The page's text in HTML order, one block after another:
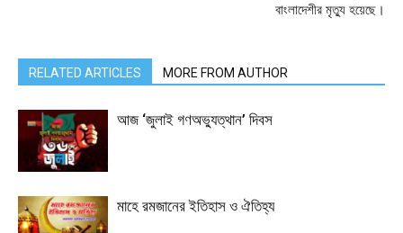
বাংলাদেশীর মৃত্যু হয়েছে।
RELATED ARTICLES MORE FROM AUTHOR
আজ ‘জুলাই গণঅভ্যুত্থান’ দিবস
মাহে রমজানের ইতিহাস ও ঐতিহ্য